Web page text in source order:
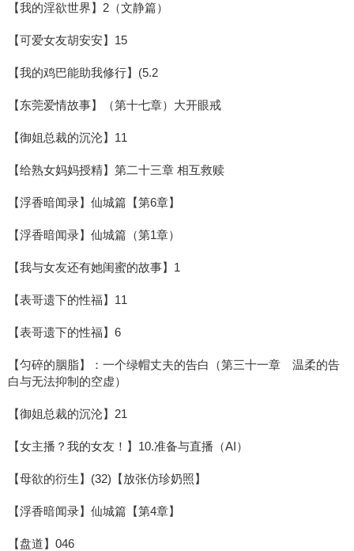
【我的淫欲世界】2（文静篇）
【可爱女友胡安安】15
【我的鸡巴能助我修行】(5.2
【东莞爱情故事】（第十七章）大开眼戒
【御姐总裁的沉沦】11
【给熟女妈妈授精】第二十三章 相互救赎
【浮香暗闻录】仙城篇【第6章】
【浮香暗闻录】仙城篇（第1章）
【我与女友还有她闺蜜的故事】1
【表哥遗下的性福】11
【表哥遗下的性福】6
【匀碎的胭脂】：一个绿帽丈夫的告白（第三十一章 温柔的告
白与无法抑制的空虚）
【御姐总裁的沉沦】21
【女主播？我的女友！】10.准备与直播（AI）
【母欲的衍生】(32)【放张仿珍奶照】
【浮香暗闻录】仙城篇【第4章】
【盘道】046